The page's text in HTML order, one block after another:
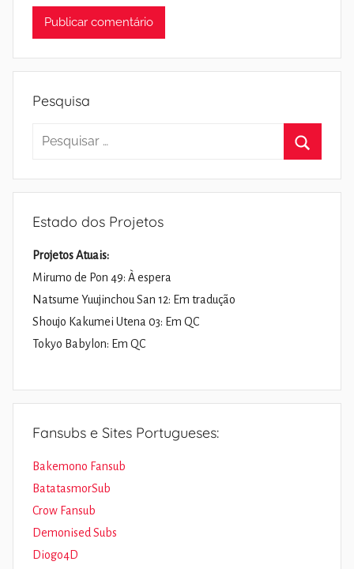
Pesquisa
Pesquisar
Estado dos Projetos
Projetos Atuais:
Mirumo de Pon 49: À espera
Natsume Yuujinchou San 12: Em tradução
Shoujo Kakumei Utena 03: Em QC
Tokyo Babylon: Em QC
Fansubs e Sites Portugueses:
Bakemono Fansub
BatatasmorSub
Crow Fansub
Demonised Subs
Diogo4D